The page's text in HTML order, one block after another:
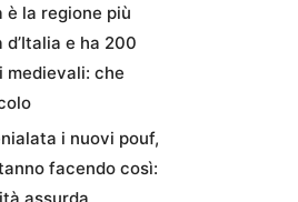
è la regione più
d’Italia e ha 200
medievali: che
i nuovi pouf,
facendo così: